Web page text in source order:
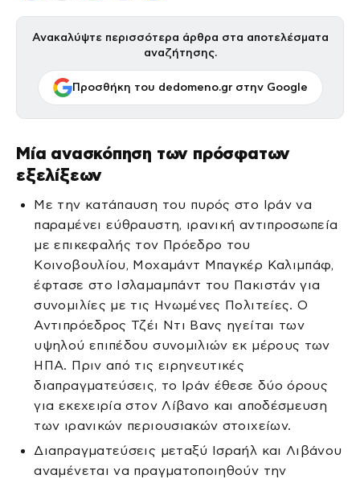
Ανακαλύψτε περισσότερα άρθρα στα αποτελέσματα
αναζήτησης.
Προσθήκη του dedomeno.gr στην Google
Μία ανασκόπηση των πρόσφατων
εξελίξεων
Με την κατάπαυση του πυρός στο Ιράν να
παραμένει εύθραυστη, ιρανική αντιπροσωπεία
με επικεφαλής τον Πρόεδρο του
Κοινοβουλίου, Μοχαμάντ Μπαγκέρ Καλιμπάφ,
έφτασε στο Ισλαμαμπάντ του Πακιστάν για
συνομιλίες με τις Ηνωμένες Πολιτείες. Ο
Αντιπρόεδρος Τζέι Ντι Βανς ηγείται των
υψηλού επιπέδου συνομιλιών εκ μέρους των
ΗΠΑ. Πριν από τις ειρηνευτικές
διαπραγματεύσεις, το Ιράν έθεσε δύο όρους
για εκεχειρία στον Λίβανο και αποδέσμευση
των ιρανικών περιουσιακών στοιχείων.
Διαπραγματεύσεις μεταξύ Ισραήλ και Λιβάνου
αναμένεται να πραγματοποιηθούν την